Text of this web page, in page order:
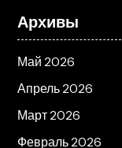
Архивы
Май 2026
Апрель 2026
Март 2026
Февраль 2026